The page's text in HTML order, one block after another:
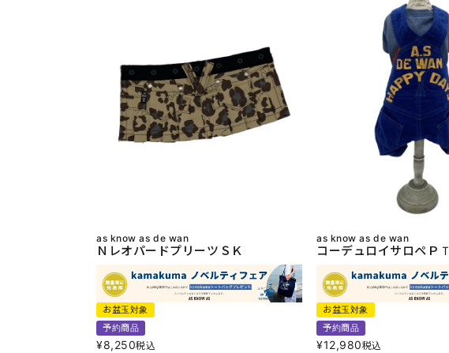
as know as de wan
ＮレオパードプリーツＳＫ
お盆玉対象
予約商品
¥8,250税込
as know as de wan
コーデュロイサロペＰＴ
お盆玉対象
予約商品
¥12,980税込